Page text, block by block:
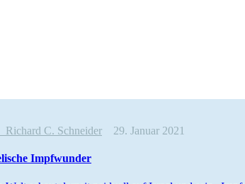
Richard C. Schneider 29. Januar 2021
Impfwunder